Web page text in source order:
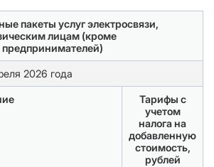
пакеты услуг электросвязи,
лицам (кроме
2026 года
Тарифы с
учетом
налога на
добавленную
стоимость,
рублей